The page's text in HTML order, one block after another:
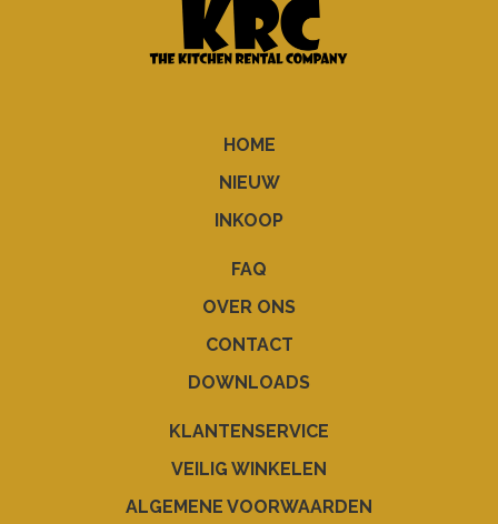
HOME
NIEUW
INKOOP
FAQ
OVER ONS
CONTACT
DOWNLOADS
KLANTENSERVICE
VEILIG WINKELEN
ALGEMENE VOORWAARDEN